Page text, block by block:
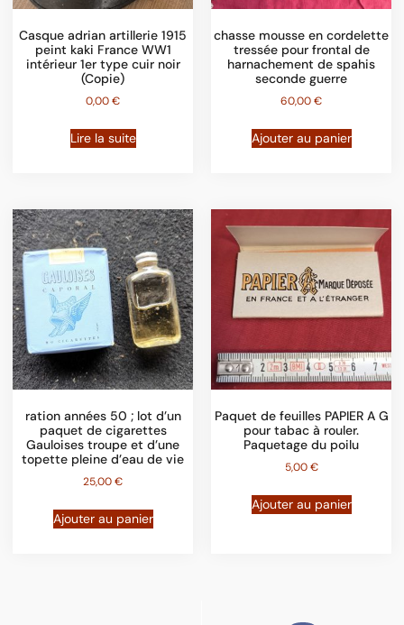
Casque adrian artillerie 1915
peint kaki France WW1
intérieur 1er type cuir noir
(Copie)
0,00€
Lire la suite
chasse mousse en cordelette
tressée pour frontal de
harnachement de spahis
seconde guerre
60,00€
Ajouter au panier
ration années 50 ; lot d’un
paquet de cigarettes
Gauloises troupe et d’une
topette pleine d’eau de vie
25,00€
Ajouter au panier
Paquet de feuilles PAPIER A G
pour tabac à rouler.
Paquetage du poilu
5,00€
Ajouter au panier